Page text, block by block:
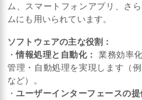
ム、スマートフォンアプリ、さ
ムにも用いられています。
ソフトウェアの主な役割：
・情報処理と自動化：
業務効率
管理・自動処理を実現します（
など）。
・ユーザーインターフェースの提